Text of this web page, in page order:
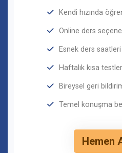
Kendi hızında
Online ders
Esnek ders saatleri
Haftalık kısa testler
Bireysel geri
Temel konuşma
Hemen